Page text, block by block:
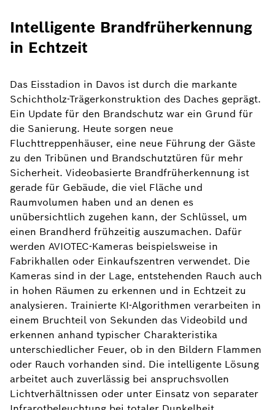
Intelligente Brandfrüherkennung
in Echtzeit
Das Eisstadion in Davos ist durch die markante
Schichtholz-Trägerkonstruktion des Daches geprägt.
Ein Update für den Brandschutz war ein Grund für
die Sanierung. Heute sorgen neue
Fluchttreppenhäuser, eine neue Führung der Gäste
zu den Tribünen und Brandschutztüren für mehr
Sicherheit. Videobasierte Brandfrüherkennung ist
gerade für Gebäude, die viel Fläche und
Raumvolumen haben und an denen es
unübersichtlich zugehen kann, der Schlüssel, um
einen Brandherd frühzeitig auszumachen. Dafür
werden AVIOTEC-Kameras beispielsweise in
Fabrikhallen oder Einkaufszentren verwendet. Die
Kameras sind in der Lage, entstehenden Rauch auch
in hohen Räumen zu erkennen und in Echtzeit zu
analysieren. Trainierte KI-Algorithmen verarbeiten in
einem Bruchteil von Sekunden das Videobild und
erkennen anhand typischer Charakteristika
unterschiedlicher Feuer, ob in den Bildern Flammen
oder Rauch vorhanden sind. Die intelligente Lösung
arbeitet auch zuverlässig bei anspruchsvollen
Lichtverhältnissen oder unter Einsatz von separater